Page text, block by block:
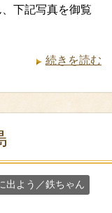
下記写真を御覧
続きを読む
出よう／鉄ちゃん